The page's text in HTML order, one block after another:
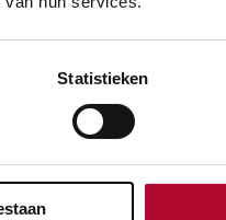
Statistieken
gemeentehuis) in
uur terecht met vragen